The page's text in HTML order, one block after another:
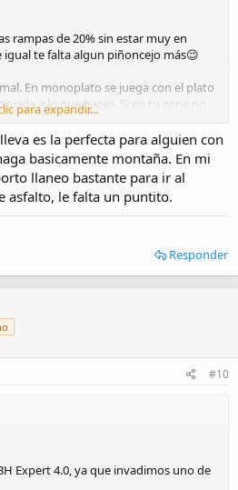
rampas de 20% sin estar muy en
te falta algun piñoncejo más😉
En monoplato se juega con el plato
a lo que haces. Si en tu zona no
15 o 16% con un 34 vas sobrado. Si no
32 y aunque no uses mucho el piñón
seguro por si un dia no andas fino
para expandir...
es la perfecta para alguien con
basicamente montaña. En mi
llaneo bastante para ir al
asfalto, le falta un puntito.
Responder
#10
Expert 4.0, ya que invadimos uno de